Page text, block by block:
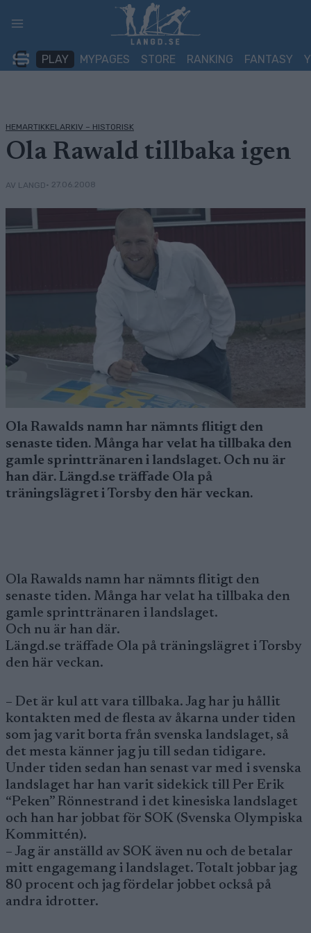
PLAY MYPAGES STORE RANKING FANTASY
HEMARTIKKELARKIV – HISTORISK
Ola Rawald tillbaka igen
AV LANGD• 27.06.2008
Ola Rawalds namn har nämnts flitigt den
senaste tiden. Många har velat ha tillbaka den
gamle sprinttränaren i landslaget. Och nu är
han där. Längd.se träffade Ola på
träningslägret i Torsby den här veckan.
Ola Rawalds namn har nämnts flitigt den
senaste tiden. Många har velat ha tillbaka den
gamle sprinttränaren i landslaget.
Och nu är han där.
Längd.se träffade Ola på träningslägret i Torsby
den här veckan.
– Det är kul att vara tillbaka. Jag har ju hållit
kontakten med de flesta av åkarna under tiden
som jag varit borta från svenska landslaget, så
det mesta känner jag ju till sedan tidigare.
Under tiden sedan han senast var med i svenska
landslaget har han varit sidekick till Per Erik
“Peken” Rönnestrand i det kinesiska landslaget
och han har jobbat för SOK (Svenska Olympiska
Kommittén).
– Jag är anställd av SOK även nu och de betalar
mitt engagemang i landslaget. Totalt jobbar jag
80 procent och jag fördelar jobbet också på
andra idrotter.